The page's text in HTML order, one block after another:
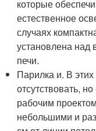
которые
естественное
случаях
установлена над
печи.
Парилка и. В
отсутствовать,
рабочим
небольшими и